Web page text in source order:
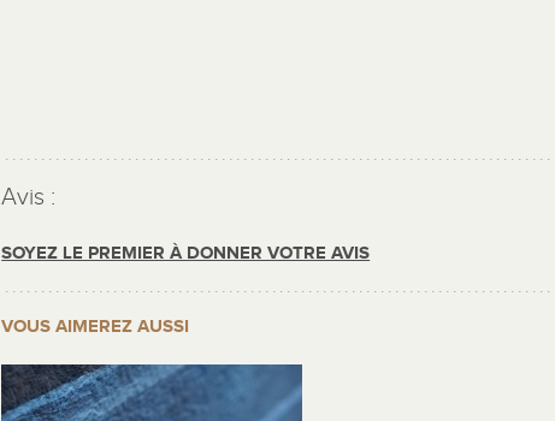
Avis :
SOYEZ LE PREMIER À DONNER VOTRE AVIS
VOUS AIMEREZ AUSSI